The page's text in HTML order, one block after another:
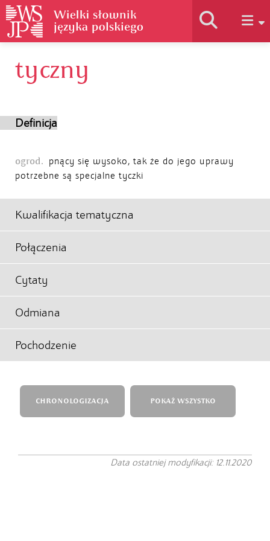
tyczny
Definicja
ogrod.
pnący się wysoko, tak że do jego uprawy
potrzebne są specjalne tyczki
Kwalifikacja tematyczna
Połączenia
Cytaty
Odmiana
Pochodzenie
CHRONOLOGIZACJA POKAŻ WSZYSTKO
Data ostatniej modyfikacji: 12.11.2020